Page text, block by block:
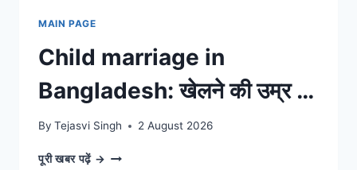
MAIN PAGE
Child marriage in
Bangladesh: खेलने की उम्र में
मां और हिंसा का शिकार? जानिए
बांग्लादेश की बेटियों का दर्द।
By Tejasvi Singh 2 August 2026
पूरी खबर पढ़ें → CHILD